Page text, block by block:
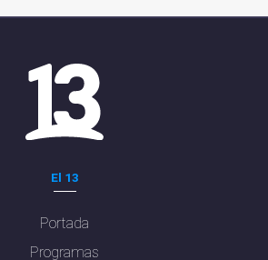
El 13
Portada
Programas